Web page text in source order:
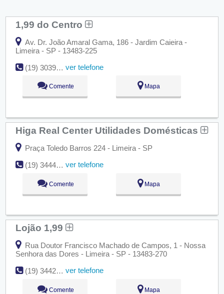
1,99 do Centro
Av. Dr. João Amaral Gama, 186 - Jardim Caieira -
Limeira - SP - 13483-225
(19) 3039-7406
ver telefone
Comente Mapa
Higa Real Center Utilidades Domésticas
Praça Toledo Barros 224 - Limeira - SP
(19) 3444-3043
ver telefone
Comente Mapa
Lojão 1,99
Rua Doutor Francisco Machado de Campos, 1 - Nossa
Senhora das Dores - Limeira - SP - 13483-270
(19) 3442-9701
ver telefone
Comente Mapa